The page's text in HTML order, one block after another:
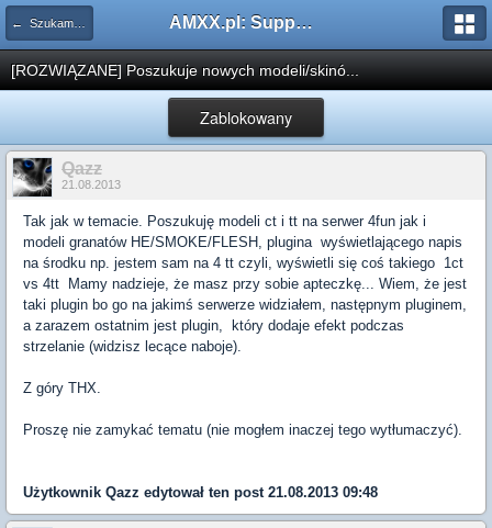
← Szukam pluginu AMXX.pl: Support AMX Mod X i SourceMod
[ROZWIĄZANE] Poszukuje nowych modeli/skinó...
Zablokowany
Qazz
21.08.2013
Tak jak w temacie. Poszukuję modeli ct i tt na serwer 4fun jak i
modeli granatów HE/SMOKE/FLESH, plugina wyświetlającego napis
na środku np. jestem sam na 4 tt czyli, wyświetli się coś takiego 1ct
vs 4tt Mamy nadzieje, że masz przy sobie apteczkę... Wiem, że jest
taki plugin bo go na jakimś serwerze widziałem, następnym pluginem,
a zarazem ostatnim jest plugin, który dodaje efekt podczas
strzelanie (widzisz lecące naboje).
Z góry THX.
Proszę nie zamykać tematu (nie mogłem inaczej tego wytłumaczyć).
Użytkownik Qazz edytował ten post 21.08.2013 09:48